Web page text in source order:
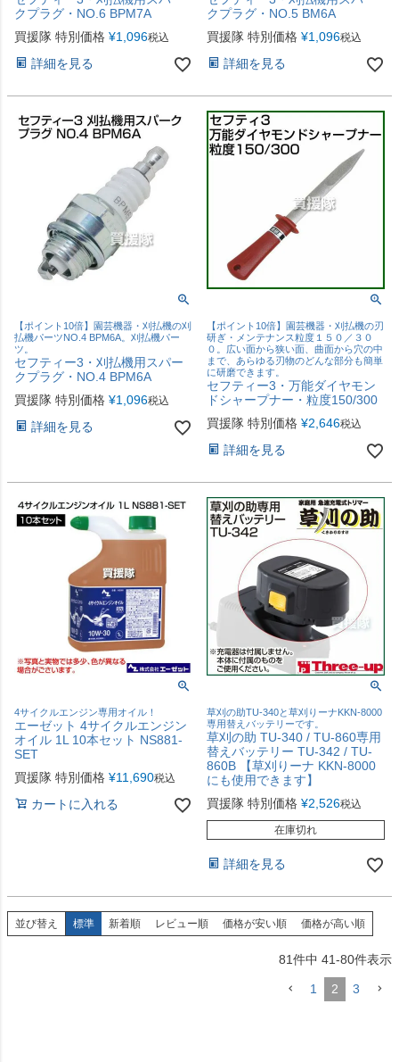
クプラグ・NO.6 BPM7A
買援隊 特別価格 ¥1,096税込
詳細を見る
クプラグ・NO.5 BM6A
買援隊 特別価格 ¥1,096税込
詳細を見る
【ポイント10倍】園芸機器・刈払機の刈
払機パーツNO.4 BPM6A。刈払機パー
ツ。
セフティー3・刈払機用スパー
クプラグ・NO.4 BPM6A
買援隊 特別価格 ¥1,096税込
詳細を見る
【ポイント10倍】園芸機器・刈払機の刃
研ぎ・メンテナンス粒度１５０／３０
０。広い面から狭い面、曲面から穴の中
まで、あらゆる刃物のどんな部分も簡単
に研磨できます。
セフティー3・万能ダイヤモン
ドシャープナー・粒度150/300
買援隊 特別価格 ¥2,646税込
詳細を見る
4サイクルエンジン専用オイル！
エーゼット 4サイクルエンジン
オイル 1L 10本セット NS881-
SET
買援隊 特別価格 ¥11,690税込
カートに入れる
草刈の助TU-340と草刈りーナKKN-8000
専用替えバッテリーです。
草刈の助 TU-340 / TU-860専用
替えバッテリー TU-342 / TU-
860B 【草刈りーナ KKN-8000
にも使用できます】
買援隊 特別価格 ¥2,526税込
在庫切れ
詳細を見る
並び替え 標準 新着順 レビュー順 価格が安い順 価格が高い順
81件中 41-80件表示
1 2 3